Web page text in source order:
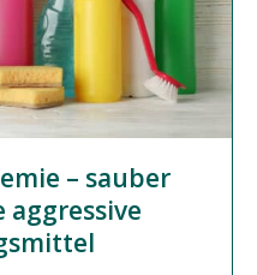
– sauber